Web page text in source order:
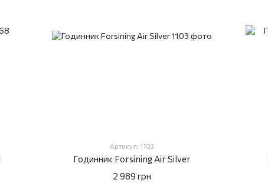
Артикул: 1103
Годинник Forsining Air Silver
2 989 грн